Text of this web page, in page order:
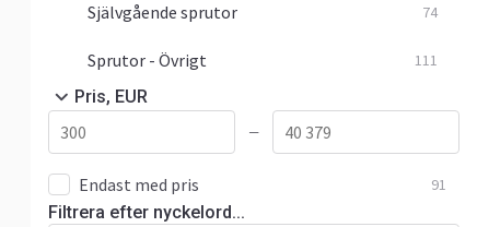
Självgående sprutor 74
Sprutor - Övrigt 111
Pris, EUR
—
Endast med pris 91
Filtrera efter nyckelord...